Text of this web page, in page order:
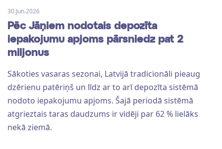
30.Jun.2026
Pēc Jāņiem nodotais depozīta
iepakojumu apjoms pārsniedz pat 2
miljonus
Sākoties vasaras sezonai, Latvijā tradicionāli pieaug
dzērienu patēriņš un līdz ar to arī depozīta sistēmā
nodoto iepakojumu apjoms. Šajā periodā sistēmā
atgrieztais taras daudzums ir vidēji par 62 % lielāks
nekā ziemā.